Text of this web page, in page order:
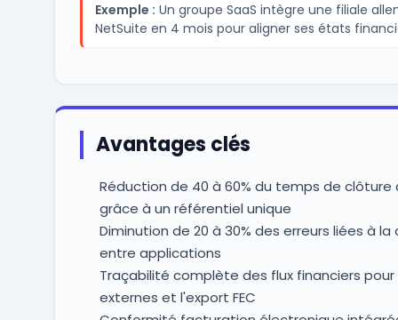
Exemple : Un groupe SaaS intègre une filiale
NetSuite en 4 mois pour aligner ses états
Avantages clés
Réduction de 40 à 60% du temps de
grâce à un référentiel unique
Diminution de 20 à 30% des erreurs liées à la
entre applications
Traçabilité complète des flux financiers
externes et l'export FEC